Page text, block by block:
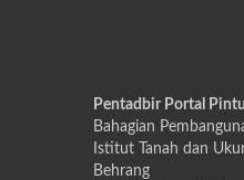
Pentadbir Portal
Bahagian
Istitut Tanah dan
Behrang